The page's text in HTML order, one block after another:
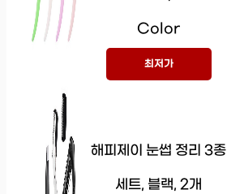
Color
최저가
해피제이 눈썹 정리 3종
세트, 블랙, 2개